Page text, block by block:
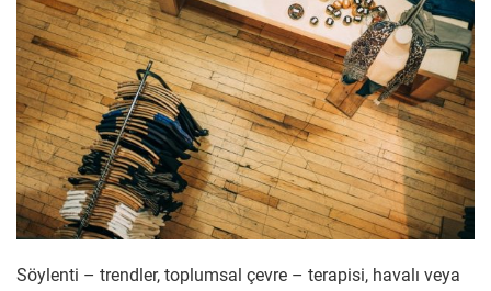
Söylenti – trendler, toplumsal çevre – terapisi, havalı veya